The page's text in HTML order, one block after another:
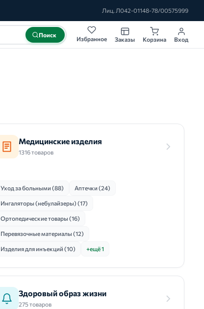
Лиц. Л042-01148-78/00575999
Поиск
Избранное Заказы Корзина Вход
Медицинские изделия
1316 товаров
Уход за больными (88) Аптечки (24)
Ингаляторы (небулайзеры) (17)
Ортопедические товары (16)
Перевязочные материалы (12)
Изделия для инъекций (10) +ещё 1
Здоровый образ жизни
275 товаров